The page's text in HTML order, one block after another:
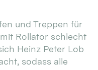
und Treppen für
Rollator schlecht
Heinz Peter Lob
sodass alle